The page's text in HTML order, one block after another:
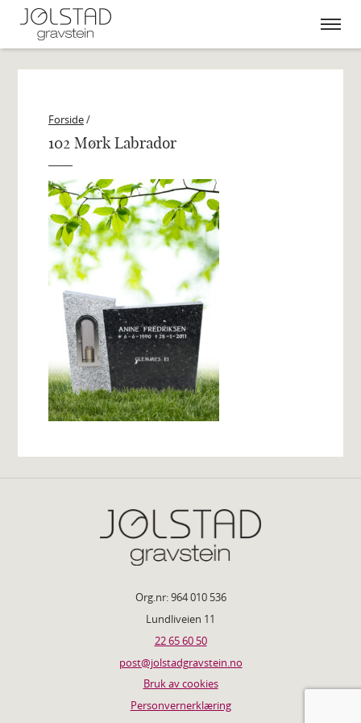
content
Forside/
102 Mørk Labrador
Org.nr: 964 010 536
Lundliveien 11
22 65 60 50
post@jolstadgravstein.no
Bruk av cookies
Personvernerklæring